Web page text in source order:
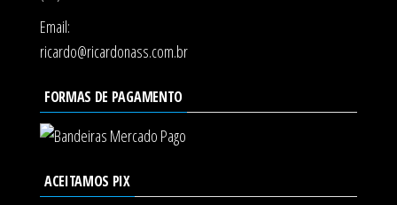
Email:
ricardo@ricardonass.com.br
FORMAS DE PAGAMENTO
ACEITAMOS PIX